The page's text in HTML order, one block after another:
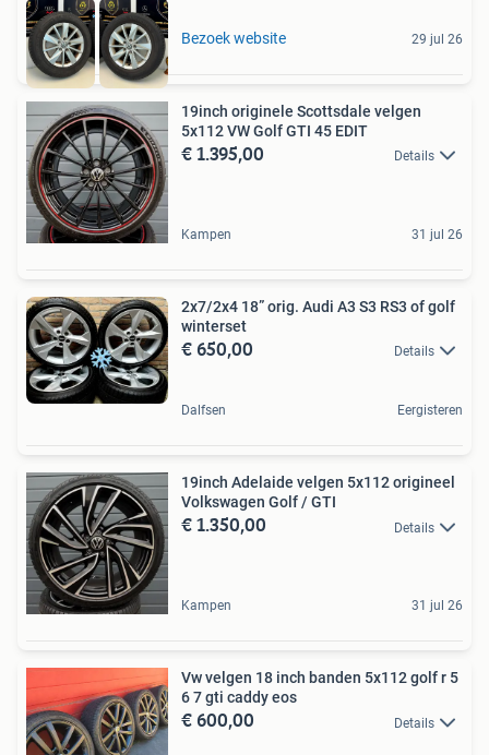
Bezoek website 29 jul 26
19inch originele Scottsdale velgen
5x112 VW Golf GTI 45 EDIT
€ 1.395,00 Details
Kampen 31 jul 26
2x7/2x4 18” orig. Audi A3 S3 RS3 of golf
winterset
€ 650,00 Details
Dalfsen Eergisteren
19inch Adelaide velgen 5x112 origineel
Volkswagen Golf / GTI
€ 1.350,00 Details
Kampen 31 jul 26
Vw velgen 18 inch banden 5x112 golf r 5
6 7 gti caddy eos
€ 600,00 Details